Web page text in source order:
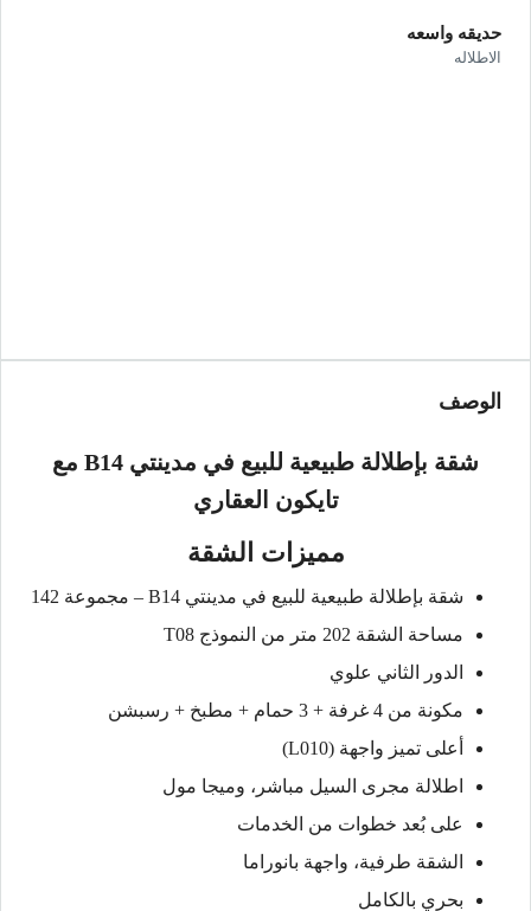
حديقه واسعه
الاطلاله
الوصف
شقة بإطلالة طبيعية للبيع في مدينتي B14 مع
تايكون العقاري
مميزات الشقة
شقة بإطلالة طبيعية للبيع في مدينتي B14 – مجموعة 142
مساحة الشقة 202 متر من النموذج T08
الدور الثاني علوي
مكونة من 4 غرفة + 3 حمام + مطبخ + رسبشن
أعلى تميز واجهة (L010)
اطلالة مجرى السيل مباشر، وميجا مول
على بُعد خطوات من الخدمات
الشقة طرفية، واجهة بانوراما
بحري بالكامل